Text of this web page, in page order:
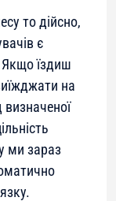
то дійсно,
є
Якщо їздиш
на
визначеної
ми зараз